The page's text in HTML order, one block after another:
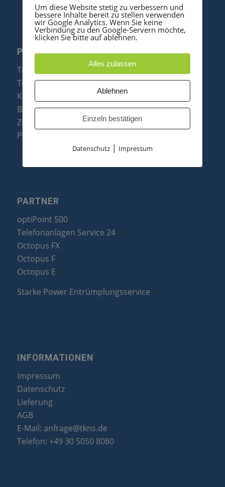
PRODUKTE
Telefonanlagen
Telefone
Konftel Konferenztelefone
Baugruppen
Zubehör & Ersatzteile
Produktzusammenfassung
PARTNER
optiPoint 500
Telefonanlagen Service 24
Octopus FX
Octopus F
Octopus E
Starke Power Entrümplungsservice
INFORMATIONEN
Impressum
Datenschutz
Lieferung
AGB
E-Mail: anfrage@tkns.de
Telefon: +49 30 5050 8080
Um diese Website stetig zu verbessern und
bessere Inhalte bereit zu stellen verwenden
wir Google Analytics. Wenn Sie keine
Verbindung zu den Google-Servern möchte,
klicken Sie bitte auf ablehnen.
Alles zulassen
Ablehnen
Einzeln bestätigen
Datenschutz| Impressum